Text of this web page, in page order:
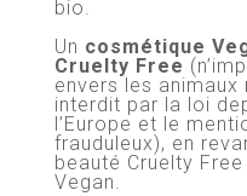
bio.
Un cosmétique
Cruelty Free
envers les animaux
interdit par la loi
l’Europe et le
frauduleux), en
beauté Cruelty
Vegan.